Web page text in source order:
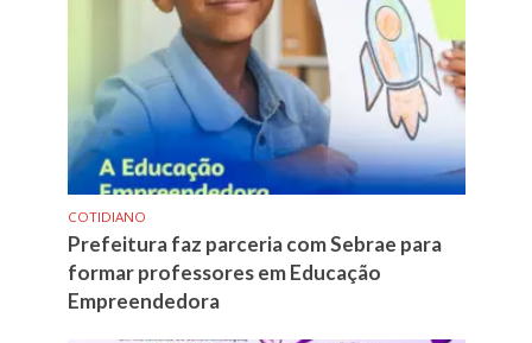
COTIDIANO
Prefeitura faz parceria com Sebrae para
formar professores em Educação
Empreendedora